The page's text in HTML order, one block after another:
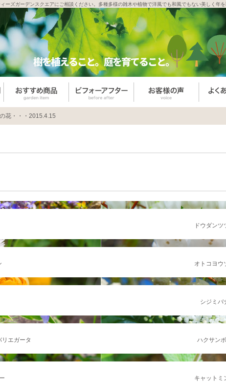
ーズガーデンスクエアにご相談ください。多種多様の雑木や植物で洋風でも和風でもない美しく年
花・・・2015.4.15
ドウダンツ
オトコヨウ
シジミバ
リエガータ ハクサン
キャットミ